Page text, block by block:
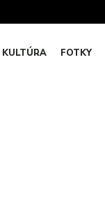
KULTÚRA FOTKY